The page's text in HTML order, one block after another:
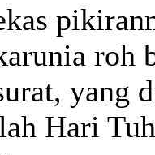
roh
yang
Hari